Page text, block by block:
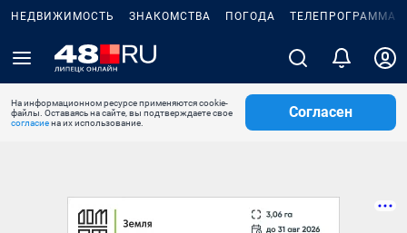
НЕДВИЖИМОСТЬ ЗНАКОМСТВА ПОГОДА ТЕЛЕПРОГРАММА
На информационном ресурсе применяются cookie-
файлы. Оставаясь на сайте, вы подтверждаете свое
согласиена их использование.
Согласен